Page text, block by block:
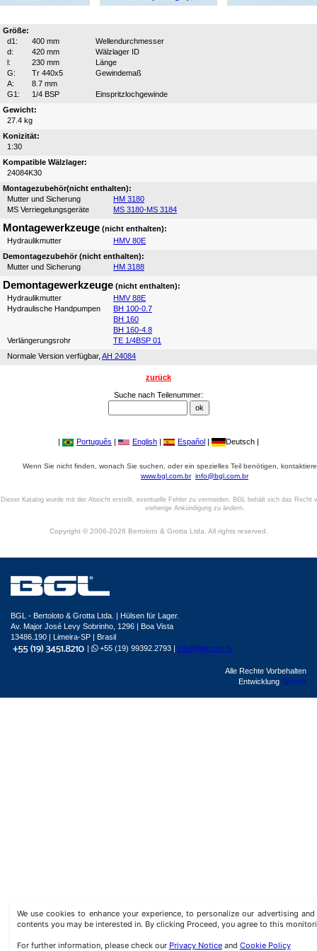
Größe:
d1:
400 mm
Wellendurchmesser
d:
420 mm
Wälzlager ID
l:
230 mm
Länge
G:
Tr 440x5
Gewindemaß
A:
8.7 mm
G1:
1/4 BSP
Einspritzlochgewinde
Gewicht:
27.4 kg
Konizität:
1:30
Kompatible Wälzlager:
24084K30
Montagezubehör(nicht enthalten):
Mutter und Sicherung
HM 3180
MS Verriegelungsgeräte
MS 3180-MS 3184
Montagewerkzeuge (nicht enthalten):
Hydraulikmutter
HMV 80E
Demontagezubehör (nicht enthalten):
Mutter und Sicherung
HM 3188
Demontagewerkzeuge (nicht enthalten):
Hydraulikmutter
HMV 88E
Hydraulische Handpumpen
BH 100-0.7
BH 160
BH 160-4.8
Verlängerungsrohr
TE 1/4BSP 01
Normale Version verfügbar, AH 24084
zurück
Suche nach Teilenummer:
| Português | English | Español | Deutsch |
Wenn Sie nicht finden, wonach Sie suchen, oder ein spezielles Teil benötigen,
www.bgl.com.br info@bgl.com.br
Dieser Katalog wurde mit der Absicht erstellt, eventuelle Fehler zu vermeiden. BGL behält sich das Recht
vorherige Ankündigung zu ändern.
Copyright © 2006-2026 Bertoloto & Grotta Ltda. All rights reserved.
We use cookies to enhance your experience, to personalize our advertising
contents you may be interested in. By clicking Proceed, you agree to this
For further information, please check our Privacy Noticeand Cookie Policy
BGL - Bertoloto & Grotta Ltda. | Hülsen für Lager.
Av. Major José Levy Sobrinho, 1296 | Boa Vista
13486.190 | Limeira-SP | Brasil
|
+55 (19) 99392.2793 | info@bgl.com.br
Alle Rechte Vorbehalten
Entwicklung Sphera